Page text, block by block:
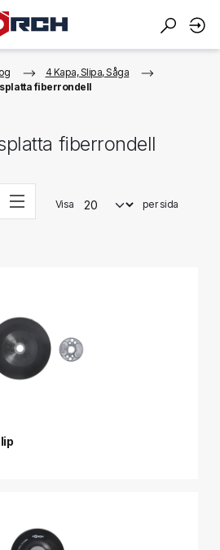
4 Kapa, Slipa, Såga
fiberrondell
fiberrondell
Visa per sida